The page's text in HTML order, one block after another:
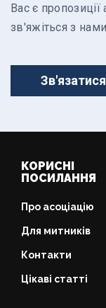
Вас є
зв'яжіться з
КОРИСНІ
ПОСИЛАННЯ
Про асоціацію
Для митників
Контакти
Цікаві статті